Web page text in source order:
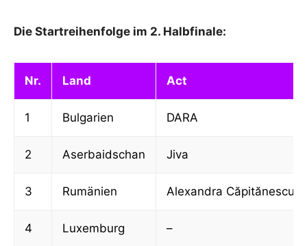
Die Startreihenfolge im 2. Halbfinale:
Nr. Land Act
1 Bulgarien DARA
2 Aserbaidschan Jiva
3 Rumänien Alexandra Căpitănescu
4 Luxemburg –